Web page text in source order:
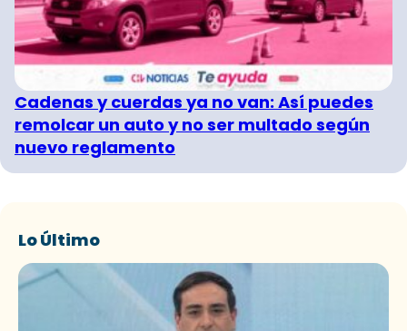
Cadenas y cuerdas ya no van: Así puedes
remolcar un auto y no ser multado según
nuevo reglamento
Lo Último